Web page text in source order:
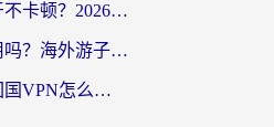
在国外怎么用虎牙不卡顿？2026海外华人亲测有效的回国加速器选择指南
斧牛和加速喵好用吗？海外游子的真实选择困境
马来西亚留学生回国VPN怎么选？3个避坑点+1款实测好用的加速器推荐